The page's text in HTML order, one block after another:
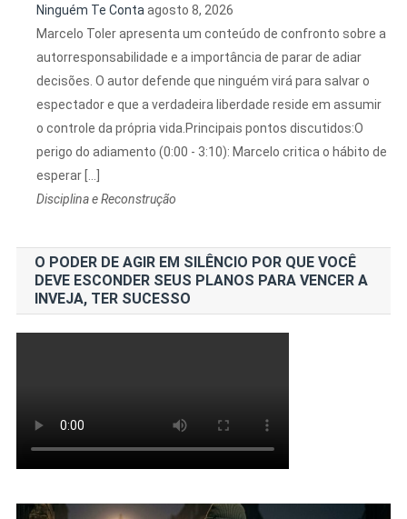
Ninguém Te Conta agosto 8, 2026
Marcelo Toler apresenta um conteúdo de confronto sobre a
autorresponsabilidade e a importância de parar de adiar
decisões. O autor defende que ninguém virá para salvar o
espectador e que a verdadeira liberdade reside em assumir
o controle da própria vida.Principais pontos discutidos:O
perigo do adiamento (0:00 - 3:10): Marcelo critica o hábito de
esperar […]
Disciplina e Reconstrução
O PODER DE AGIR EM SILÊNCIO POR QUE VOCÊ
DEVE ESCONDER SEUS PLANOS PARA VENCER A
INVEJA, TER SUCESSO